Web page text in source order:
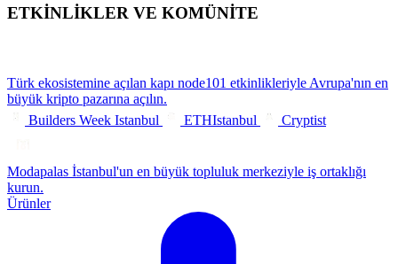
ETKİNLİKLER VE KOMÜNİTE
Türk ekosistemine açılan kapı node101 etkinlikleriyle Avrupa'nın en
büyük kripto pazarına açılın.
Builders Week Istanbul
ETHIstanbul Cryptist
Modapalas İstanbul'un en büyük topluluk merkeziyle iş ortaklığı
kurun.
Ürünler